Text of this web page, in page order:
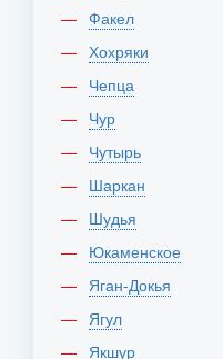
Факел
Хохряки
Чепца
Чур
Чутырь
Шаркан
Шудья
Юкаменское
Яган-Докья
Ягул
Якшур